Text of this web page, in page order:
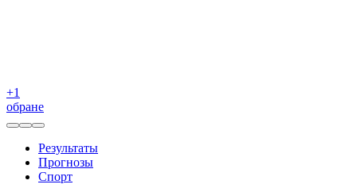
+1
обране
Результаты
Прогнозы
Спорт